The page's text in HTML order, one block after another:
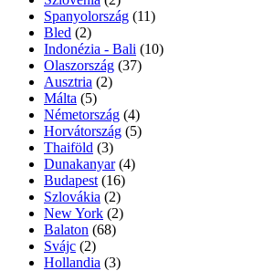
Spanyolország (11)
Bled (2)
Indonézia - Bali (10)
Olaszország (37)
Ausztria (2)
Málta (5)
Németország (4)
Horvátország (5)
Thaiföld (3)
Dunakanyar (4)
Budapest (16)
Szlovákia (2)
New York (2)
Balaton (68)
Svájc (2)
Hollandia (3)